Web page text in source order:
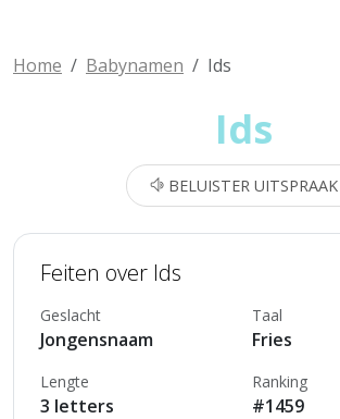
Home Babynamen Ids
Ids
BELUISTER UITSPRAAK
Feiten over Ids
Geslacht
Jongensnaam
Taal
Fries
Lengte
3 letters
Ranking
#1459